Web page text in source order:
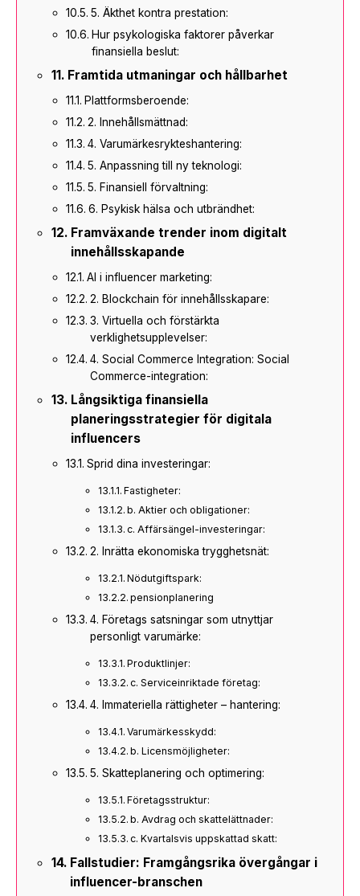
5. Äkthet kontra prestation:
Hur psykologiska faktorer påverkar
finansiella beslut:
Framtida utmaningar och hållbarhet
Plattformsberoende:
2. Innehållsmättnad:
4. Varumärkesrykteshantering:
5. Anpassning till ny teknologi:
5. Finansiell förvaltning:
6. Psykisk hälsa och utbrändhet:
Framväxande trender inom digitalt
innehållsskapande
AI i influencer marketing:
2. Blockchain för innehållsskapare:
3. Virtuella och förstärkta
verklighetsupplevelser:
4. Social Commerce Integration: Social
Commerce-integration:
Långsiktiga finansiella
planeringsstrategier för digitala
influencers
Sprid dina investeringar:
Fastigheter:
b. Aktier och obligationer:
c. Affärsängel-investeringar:
2. Inrätta ekonomiska trygghetsnät:
Nödutgiftspark:
pensionplanering
4. Företags satsningar som utnyttjar
personligt varumärke:
Produktlinjer:
c. Serviceinriktade företag:
4. Immateriella rättigheter – hantering:
Varumärkesskydd:
b. Licensmöjligheter:
5. Skatteplanering och optimering:
Företagsstruktur:
b. Avdrag och skattelättnader:
c. Kvartalsvis uppskattad skatt:
Fallstudier: Framgångsrika övergångar i
influencer-branschen